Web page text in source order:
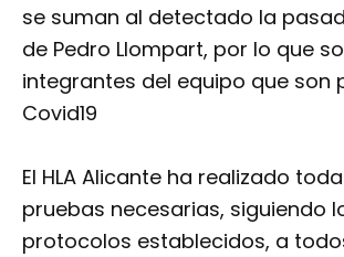
se suman al detectado la
de Pedro Llompart, por lo que
integrantes del equipo que son
Covid19
El HLA Alicante ha realizado
pruebas necesarias, siguiendo
protocolos establecidos, a